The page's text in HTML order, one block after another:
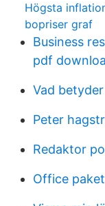
Högsta
bopriser graf
Business
pdf
Vad
Peter
Redaktor
Office